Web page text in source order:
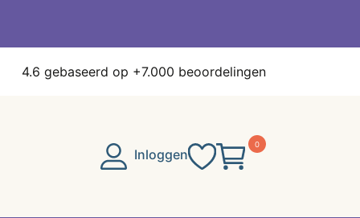
4.6 gebaseerd op +7.000 beoordelingen
Inloggen
0